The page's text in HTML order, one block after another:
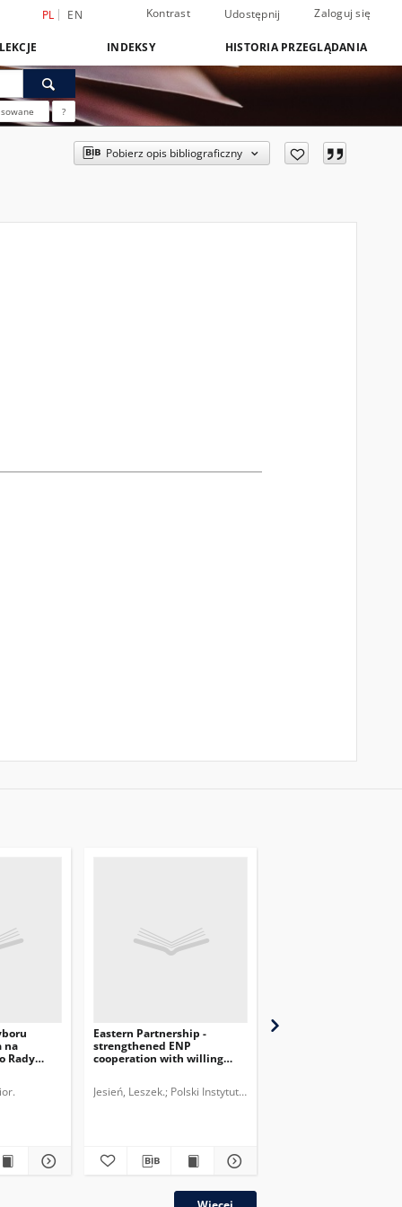
PL EN Kontrast Udostępnij Zaloguj się
INDEKSY HISTORIA PRZEGLĄDANIA
?
Pobierz opis bibliograficzny
na
Rady
Eastern Partnership -
strengthened ENP
cooperation with willing
Jesień, Leszek. Polski Instytut Spraw Międzynarodowych.